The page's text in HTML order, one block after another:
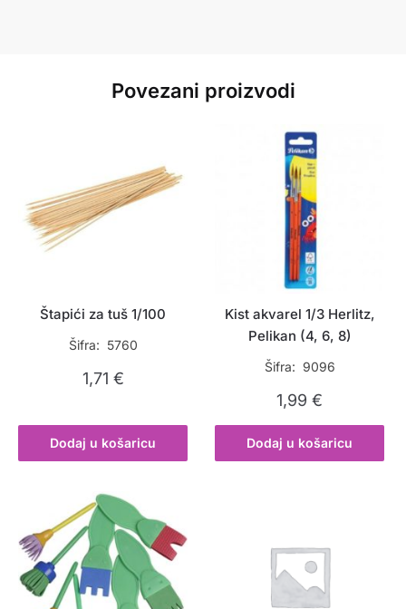
Povezani proizvodi
Štapići za tuš 1/100
Šifra: 5760
1,71 €
Dodaj u košaricu
Kist akvarel 1/3 Herlitz,
Pelikan (4, 6, 8)
Šifra: 9096
1,99€
Dodaj u košaricu